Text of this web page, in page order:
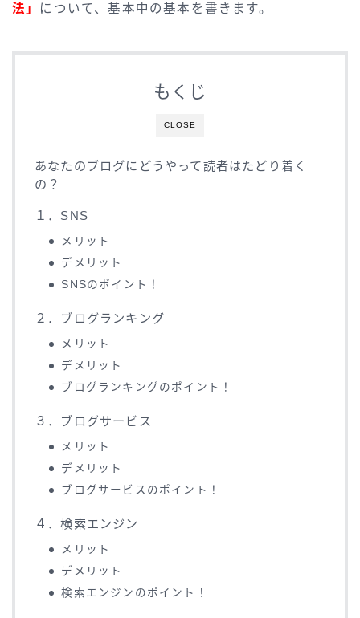
法」 について、基本中の基本を書きます。
CLOSE
もくじ
あなたのブログにどうやって読者はたどり着く
の？
１．SNS
メリット
デメリット
SNSのポイント！
２．ブログランキング
メリット
デメリット
ブログランキングのポイント！
３．ブログサービス
メリット
デメリット
ブログサービスのポイント！
４．検索エンジン
メリット
デメリット
検索エンジンのポイント！